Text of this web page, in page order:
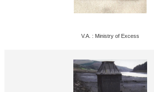
V.A. : Ministry of Excess